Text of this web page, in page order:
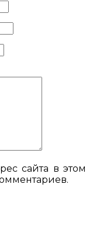
сайта в этом